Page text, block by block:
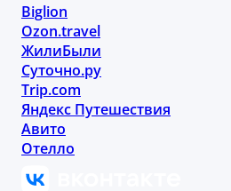
Biglion
Ozon.travel
ЖилиБыли
Суточно.ру
Trip.com
Яндекс Путешествия
Авито
Отелло